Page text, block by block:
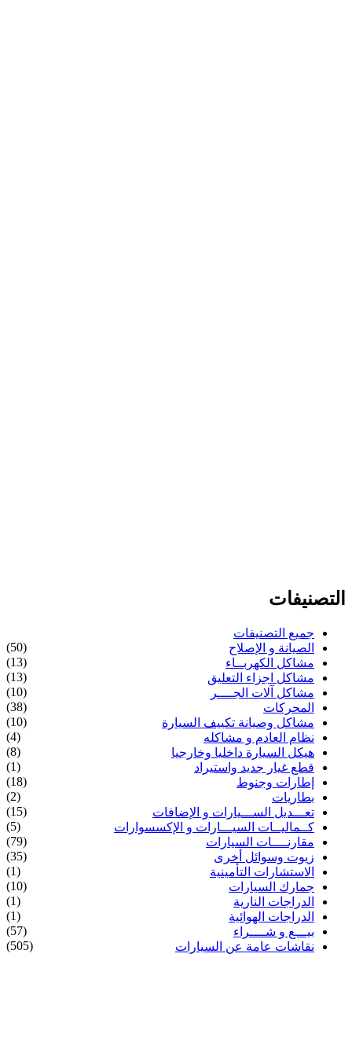
التصنيفات
جميع التصنيفات
الصيانة و الإصلاح
(50)
مشاكل الكهربــاء
(13)
مشاكل اجزاء التعليق
(13)
مشاكل آلات الجــــر
(10)
المحركات
(38)
مشاكل وصيانة تكييف السيارة
(10)
نظام العادم و مشاكله
(4)
هيكل السيارة داخليا وخارجيا
(8)
قطع غيار جديد واستيراد
(1)
إطارات وجنوط
(18)
بطاريات
(2)
تعـــديل الســـيارات و الإضافات
(15)
كــماليــات السيـــارات و الإكسسوارات
(5)
مقارنــــات السيارات
(79)
زيوت وسوائل أخرى
(35)
الاستشارات التأمينية
(1)
جمارك السيارات
(10)
الدراجات النارية
(1)
الدراجات الهوائية
(1)
بيـــع و شــــراء
(57)
نقاشات عامة عن السيارات
(505)